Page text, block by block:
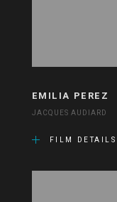
EMILIA PEREZ
JACQUES AUDIARD
FILM DETAILS